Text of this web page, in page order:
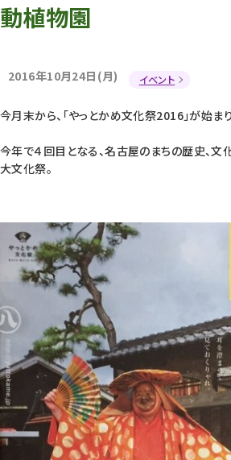
動植物園
2016年10月24日(月) イベント
今月末から、「やっとかめ文化祭2016」が始まり
今年で４回目となる、名古屋のまちの歴史、文
大文化祭。